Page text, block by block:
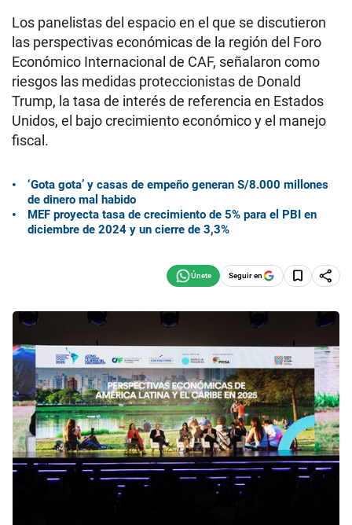
Los panelistas del espacio en el que se discutieron
las perspectivas económicas de la región del Foro
Económico Internacional de CAF, señalaron como
riesgos las medidas proteccionistas de Donald
Trump, la tasa de interés de referencia en Estados
Unidos, el bajo crecimiento económico y el manejo
fiscal.
‘Gota gota’ y casas de empeño generan S/8.000 millones
de dinero mal habido
MEF proyecta tasa de crecimiento de 5% para el PBI en
diciembre de 2024 y un cierre de 3,3%
Seguir en